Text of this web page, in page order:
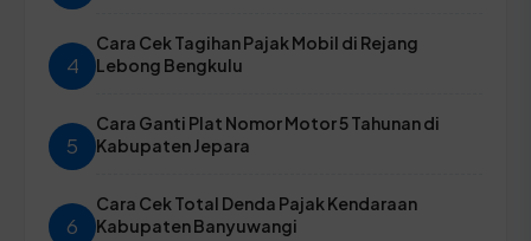
4
Cara Cek Tagihan Pajak Mobil di Rejang
Lebong Bengkulu
5
Cara Ganti Plat Nomor Motor 5 Tahunan di
Kabupaten Jepara
6
Cara Cek Total Denda Pajak Kendaraan
Kabupaten Banyuwangi